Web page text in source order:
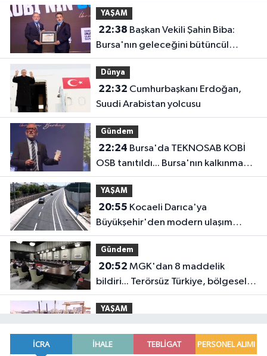
YAŞAM
22:38
Bursa'nın geleceğini bütüncül
anlayışla planlıyoruz
Dünya
22:32
Suudi Arabistan yolcusu
Gündem
22:24
OSB tanıtıldı... Bursa'nın kalkınma
yolculuğunda yeni dönem
YAŞAM
20:55
Büyükşehir'den modern ulaşım
yatırımı
Gündem
20:52
bildiri... Terörsüz Türkiye, bölgesel
güvenlik ve Gazze mesajı
YAŞAM
gemi